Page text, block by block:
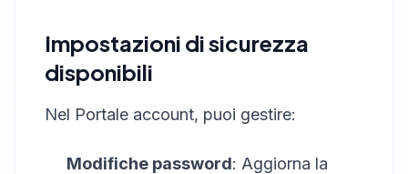
Impostazioni di sicurezza
disponibili
Nel Portale account, puoi gestire:
Modifiche password: Aggiorna la